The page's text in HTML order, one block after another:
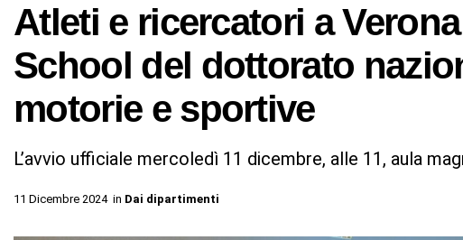
Atleti e ricercatori a
School del dottorato
motorie e sportive
L’avvio ufficiale mercoledì 11 dicembre, alle 11, aula
11 Dicembre 2024 in Dai dipartimenti